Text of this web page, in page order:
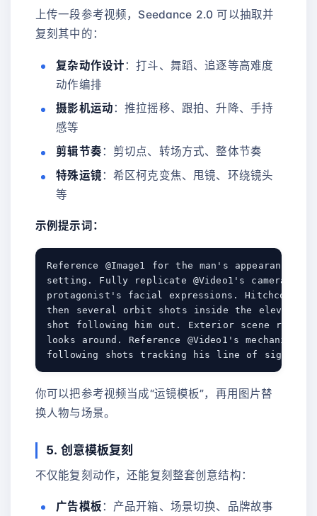
上传一段参考视频，Seedance 2.0 可以抽取并
复刻其中的：
复杂动作设计：打斗、舞蹈、追逐等高难度
动作编排
摄影机运动：推拉摇移、跟拍、升降、手持
感等
剪辑节奏：剪切点、转场方式、整体节奏
特殊运镜：希区柯克变焦、甩镜、环绕镜头
等
示例提示词：
Reference @Image1 for the man's appearance in
setting. Fully replicate @Video1's camera
protagonist's facial expressions. Hitchcock
then several orbit shots inside the elevator.
shot following him out. Exterior scene
looks around. Reference @Video1's mechanical
你可以把参考视频当成“运镜模板”，再用图片替
换人物与场景。
5. 创意模板复刻
不仅能复刻动作，还能复刻整套创意结构：
广告模板：产品开箱、场景切换、品牌故事